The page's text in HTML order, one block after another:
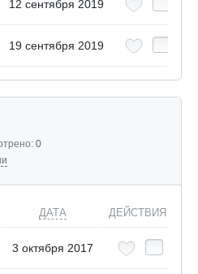
12 сентября 2019
19 сентября 2019
0
ДАТА ДЕЙСТВИЯ
3 октября 2017